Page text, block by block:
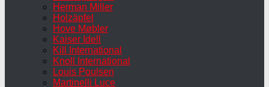
Herman Miller
Holzäpfel
Hove Møbler
Kaiser Idell
Kill International
Knoll International
Louis Poulsen
Martinelli Luce